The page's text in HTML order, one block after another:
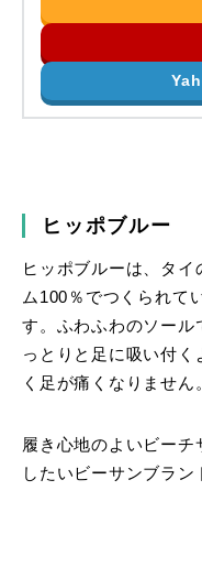
ヒッポブルー
ヒッポブルーは、タ
ム100％でつくられて
す。ふわふわのソール
っとりと足に吸い付
く足が痛くなりません
履き心地のよいビー
したいビーサンブラン